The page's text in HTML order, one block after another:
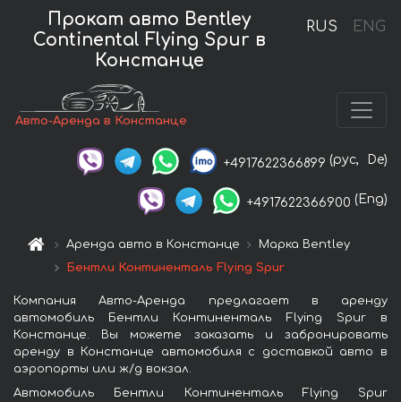
RUS ENG
Прокат авто Bentley
Continental Flying Spur в
Констанце
Авто-Аренда в Констанце
+4917622366899 (рус, De)
+4917622366900 (Eng)
Аренда авто в Констанце
Марка Bentley
Бентли Континенталь Flying Spur
Компания Авто-Аренда предлагает в аренду
автомобиль Бентли Континенталь Flying Spur в
Констанце. Вы можете заказать и забронировать
аренду в Констанце автомобиля с доставкой авто в
аэропорты или ж/д вокзал.
Автомобиль Бентли Континенталь Flying Spur